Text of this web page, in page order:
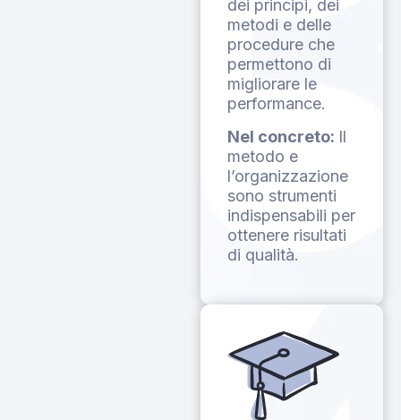
dei principi, dei
metodi e delle
procedure che
permettono di
migliorare le
performance.
Nel concreto: Il
metodo e
l’organizzazione
sono strumenti
indispensabili per
ottenere risultati
di qualità.